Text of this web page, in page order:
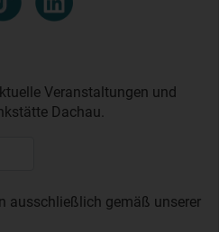
Veranstaltungen und
Dachau.
ausschließlich gemäß unserer